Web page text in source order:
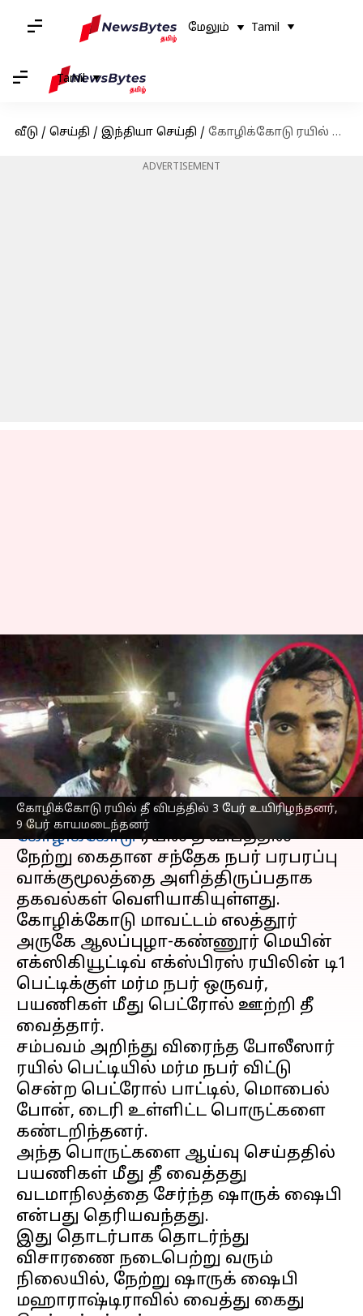
மேலும் Tamil
Tamil
வீடு / செய்தி / இந்தியா செய்தி / கோழிக்கோடு ரயில் விபத்து: குற்றச்சாட்டப்பட்டவர் பரபரப்பு வாக்குமூலம்
ADVERTISEMENT
கோழிக்கோடு ரயில் தீ விபத்தில் 3 பேர் உயிரிழந்தனர்,
9 பேர் காயமடைந்தனர்
கோழிக்கோடு ரயில்
விபத்து:
குற்றச்சாட்டப்பட்டவர்
பரபரப்பு வாக்குமூலம்
எழுதியவர் Sindhuja SM Apr 06, 2023 01:51 pm
செய்தி முன்னோட்டம்
கோழிக்கோடுரயில் தீ விபத்தில்
நேற்று கைதான சந்தேக நபர் பரபரப்பு
வாக்குமூலத்தை அளித்திருப்பதாக
தகவல்கள் வெளியாகியுள்ளது.
கோழிக்கோடு மாவட்டம் எலத்தூர்
அருகே ஆலப்புழா-கண்ணூர் மெயின்
எக்ஸிகியூட்டிவ் எக்ஸ்பிரஸ் ரயிலின் டி1
பெட்டிக்குள் மர்ம நபர் ஒருவர்,
பயணிகள் மீது பெட்ரோல் ஊற்றி தீ
வைத்தார்.
சம்பவம் அறிந்து விரைந்த போலீஸார்
ரயில் பெட்டியில் மர்ம நபர் விட்டு
சென்ற பெட்ரோல் பாட்டில், மொபைல்
போன், டைரி உள்ளிட்ட பொருட்களை
கண்டறிந்தனர்.
அந்த பொருட்களை ஆய்வு செய்ததில்
பயணிகள் மீது தீ வைத்தது
வடமாநிலத்தை சேர்ந்த ஷாருக் ஷைபி
என்பது தெரியவந்தது.
இது தொடர்பாக தொடர்ந்து
விசாரணை நடைபெற்று வரும்
நிலையில், நேற்று ஷாருக் ஷைபி
மஹாராஷ்டிராவில் வைத்து கைது